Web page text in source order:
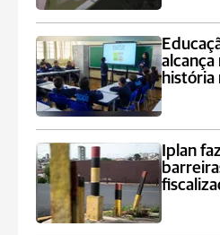
história
Iplan